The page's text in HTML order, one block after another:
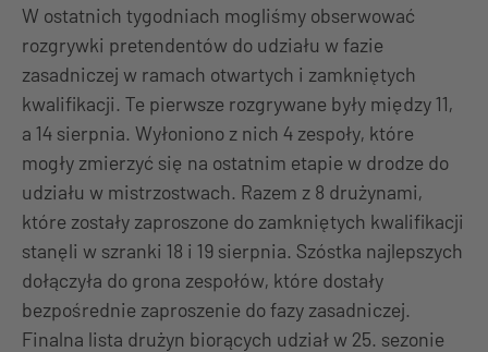
W ostatnich tygodniach mogliśmy obserwować
rozgrywki pretendentów do udziału w fazie
zasadniczej w ramach otwartych i zamkniętych
kwalifikacji. Te pierwsze rozgrywane były między 11,
a 14 sierpnia. Wyłoniono z nich 4 zespoły, które
mogły zmierzyć się na ostatnim etapie w drodze do
udziału w mistrzostwach. Razem z 8 drużynami,
które zostały zaproszone do zamkniętych kwalifikacji
stanęli w szranki 18 i 19 sierpnia. Szóstka najlepszych
dołączyła do grona zespołów, które dostały
bezpośrednie zaproszenie do fazy zasadniczej.
Finalna lista drużyn biorących udział w 25. sezonie